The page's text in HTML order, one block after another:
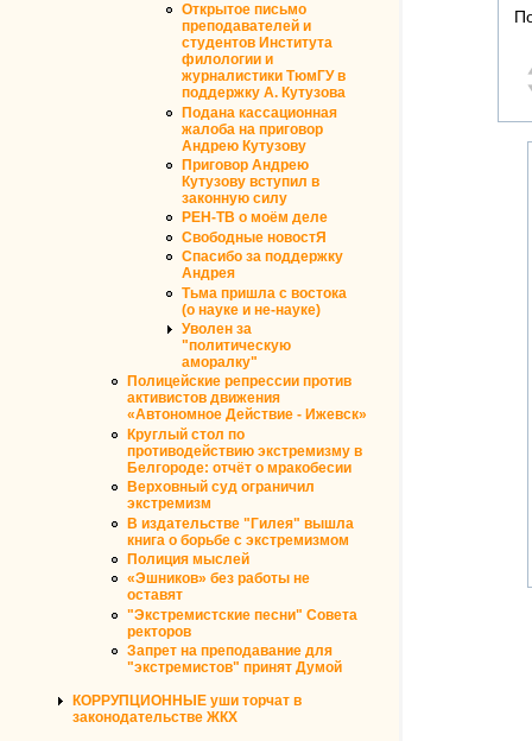
Открытое письмо
преподавателей и
студентов Института
филологии и
журналистики ТюмГУ в
поддержку А. Кутузова
Подана кассационная
жалоба на приговор
Андрею Кутузову
Приговор Андрею
Кутузову вступил в
законную силу
РЕН-ТВ о моём деле
Свободные новостЯ
Спасибо за поддержку
Андрея
Тьма пришла с востока
(о науке и не-науке)
Уволен за
"политическую
аморалку"
Полицейские репрессии против
активистов движения
«Автономное Действие - Ижевск»
Круглый стол по
противодействию экстремизму в
Белгороде: отчёт о мракобесии
Верховный суд ограничил
экстремизм
В издательстве "Гилея" вышла
книга о борьбе с экстремизмом
Полиция мыслей
«Эшников» без работы не
оставят
"Экстремистские песни" Совета
ректоров
Запрет на преподавание для
"экстремистов" принят Думой
КОРРУПЦИОННЫЕ уши торчат в
законодательстве ЖКХ